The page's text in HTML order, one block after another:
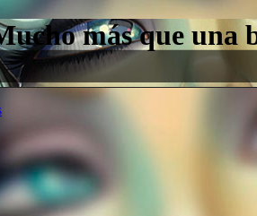
más que una